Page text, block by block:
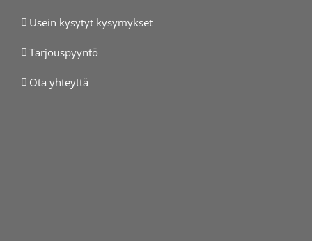
Usein kysytyt kysymykset
Tarjouspyyntö
Ota yhteyttä